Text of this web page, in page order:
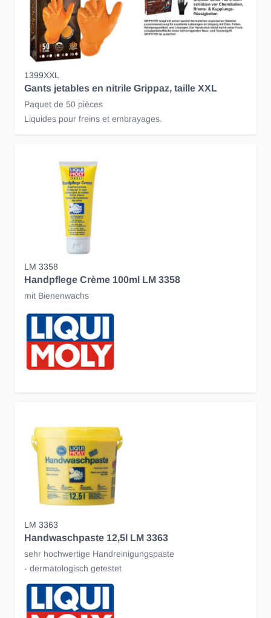
1399XXL
Gants jetables en nitrile Grippaz, taille XXL
Paquet de 50 pièces
Liquides pour freins et embrayages.
LM 3358
Handpflege Crème 100ml LM 3358
mit Bienenwachs
LM 3363
Handwaschpaste 12,5l LM 3363
sehr hochwertige Handreinigungspaste
- dermatologisch getestet